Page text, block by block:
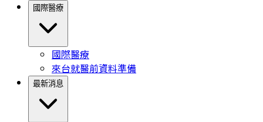
國際醫療
國際醫療
來台就醫前資料準備
最新消息